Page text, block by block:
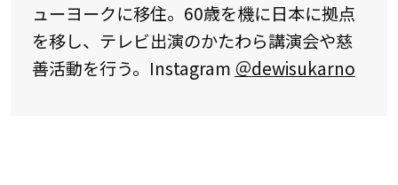
ューヨークに移住。60歳を機に日本に拠点
を移し、テレビ出演のかたわら講演会や慈
善活動を行う。Instagram ＠dewisukarno